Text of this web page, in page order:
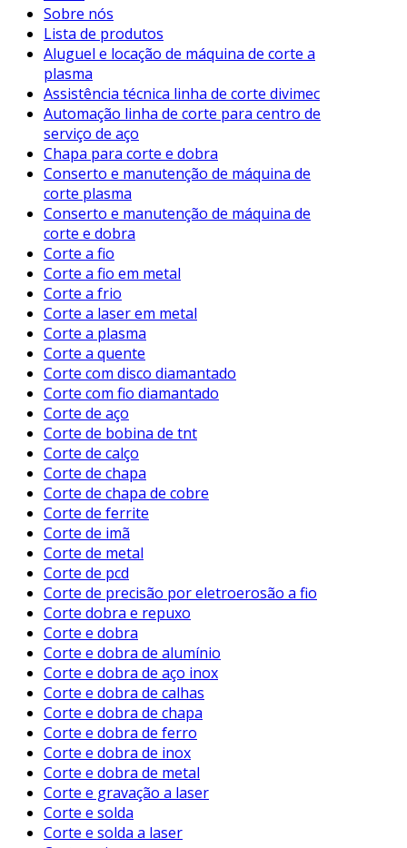
Sobre nós
Lista de produtos
Aluguel e locação de máquina de corte a
plasma
Assistência técnica linha de corte divimec
Automação linha de corte para centro de
serviço de aço
Chapa para corte e dobra
Conserto e manutenção de máquina de
corte plasma
Conserto e manutenção de máquina de
corte e dobra
Corte a fio
Corte a fio em metal
Corte a frio
Corte a laser em metal
Corte a plasma
Corte a quente
Corte com disco diamantado
Corte com fio diamantado
Corte de aço
Corte de bobina de tnt
Corte de calço
Corte de chapa
Corte de chapa de cobre
Corte de ferrite
Corte de imã
Corte de metal
Corte de pcd
Corte de precisão por eletroerosão a fio
Corte dobra e repuxo
Corte e dobra
Corte e dobra de alumínio
Corte e dobra de aço inox
Corte e dobra de calhas
Corte e dobra de chapa
Corte e dobra de ferro
Corte e dobra de inox
Corte e dobra de metal
Corte e gravação a laser
Corte e solda
Corte e solda a laser